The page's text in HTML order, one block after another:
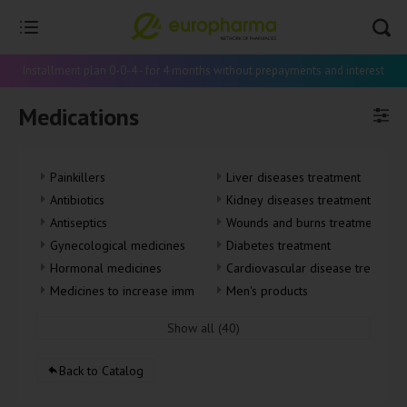
Installment plan 0-0-4 - for 4 months without prepayments and interest
Medications
Painkillers
Antibiotics
Antiseptics
Gynecological medicines
Hormonal medicines
Medicines to increase immune system
Dermal diseases treatment
Liver diseases treatment
Kidney diseases treatment
Wounds and burns treatment
Diabetes treatment
Cardiovascular disease treatment
Men's products
Опорно-двигательная система
Show all (40)
Back to Catalog